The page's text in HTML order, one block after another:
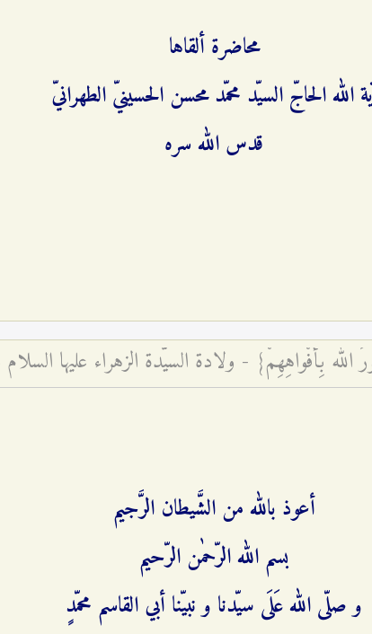
محاضرة ألقاها
الله الحاجّ السيّد محمّد محسن الحسينيّ الطهرانيّ
قدس الله سره
أعوذ بالله من الشَّيطان الرَّجيم
بسم الله الرّحمٰن الرّحيم
و صلّی الله عَلَی سیّدنا و نبیّنا أبي القاسم محمّدٍ